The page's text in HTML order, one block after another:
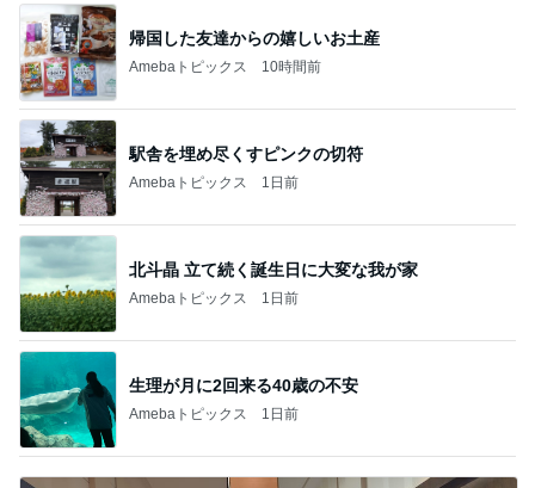
帰国した友達からの嬉しいお土産
Amebaトピックス 10時間前
駅舎を埋め尽くすピンクの切符
Amebaトピックス 1日前
北斗晶 立て続く誕生日に大変な我が家
Amebaトピックス 1日前
生理が月に2回来る40歳の不安
Amebaトピックス 1日前